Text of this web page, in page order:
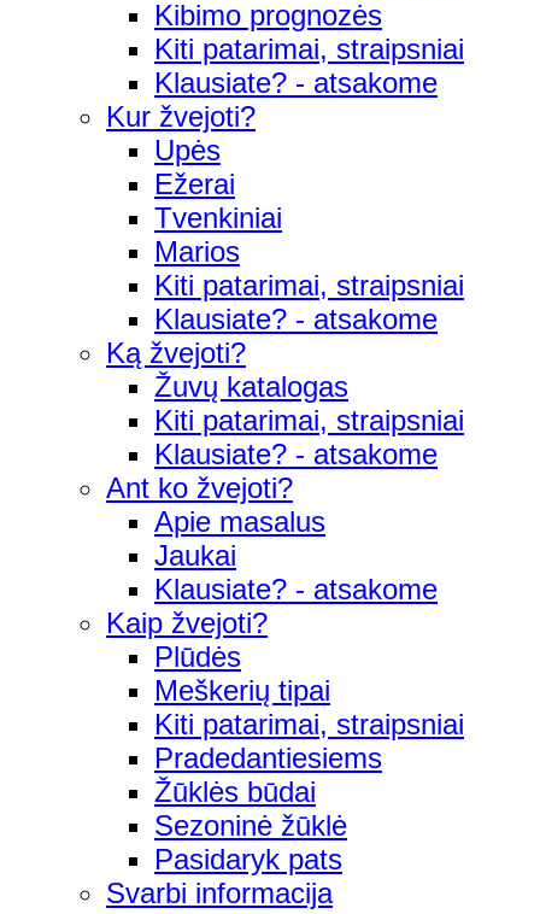
Kibimo prognozės
Kiti patarimai, straipsniai
Klausiate? - atsakome
Kur žvejoti?
Upės
Ežerai
Tvenkiniai
Marios
Kiti patarimai, straipsniai
Klausiate? - atsakome
Ką žvejoti?
Žuvų katalogas
Kiti patarimai, straipsniai
Klausiate? - atsakome
Ant ko žvejoti?
Apie masalus
Jaukai
Klausiate? - atsakome
Kaip žvejoti?
Plūdės
Meškerių tipai
Kiti patarimai, straipsniai
Pradedantiesiems
Žūklės būdai
Sezoninė žūklė
Pasidaryk pats
Svarbi informacija